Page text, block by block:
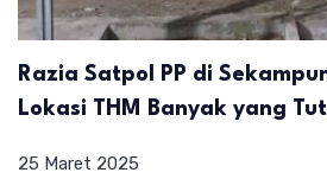
Razia Satpol PP di
Lokasi THM Banyak yang
25 Maret 2025